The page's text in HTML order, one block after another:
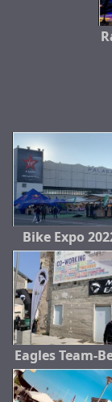
Bike Expo
Eagles Team-